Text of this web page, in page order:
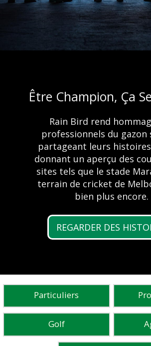
Être Champion, Ça
Rain Bird rend
professionnels du
partageant leurs
donnant un aperçu des
sites tels que le stade
terrain de cricket de
bien plus encore.
REGARDER DES
Avantages
l'arrosage
Félicitations au
du concours
nouveaux
2023 de
Association
À vos marques. Prêts.
Découvrir FG100
Particuliers
Golf